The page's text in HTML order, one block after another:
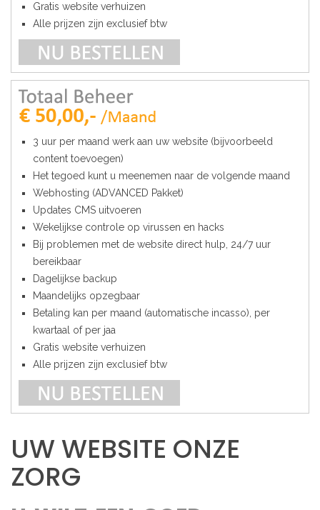
Gratis website verhuizen
Alle prijzen zijn exclusief btw
3 uur per maand werk aan uw website (bijvoorbeeld
content toevoegen)
Het tegoed kunt u meenemen naar de volgende maand
Webhosting (ADVANCED Pakket)
Updates CMS uitvoeren
Wekelijkse controle op virussen en hacks
Bij problemen met de website direct hulp, 24/7 uur
bereikbaar
Dagelijkse backup
Maandelijks opzegbaar
Betaling kan per maand (automatische incasso), per
kwartaal of per jaa
Gratis website verhuizen
Alle prijzen zijn exclusief btw
UW WEBSITE ONZE
ZORG